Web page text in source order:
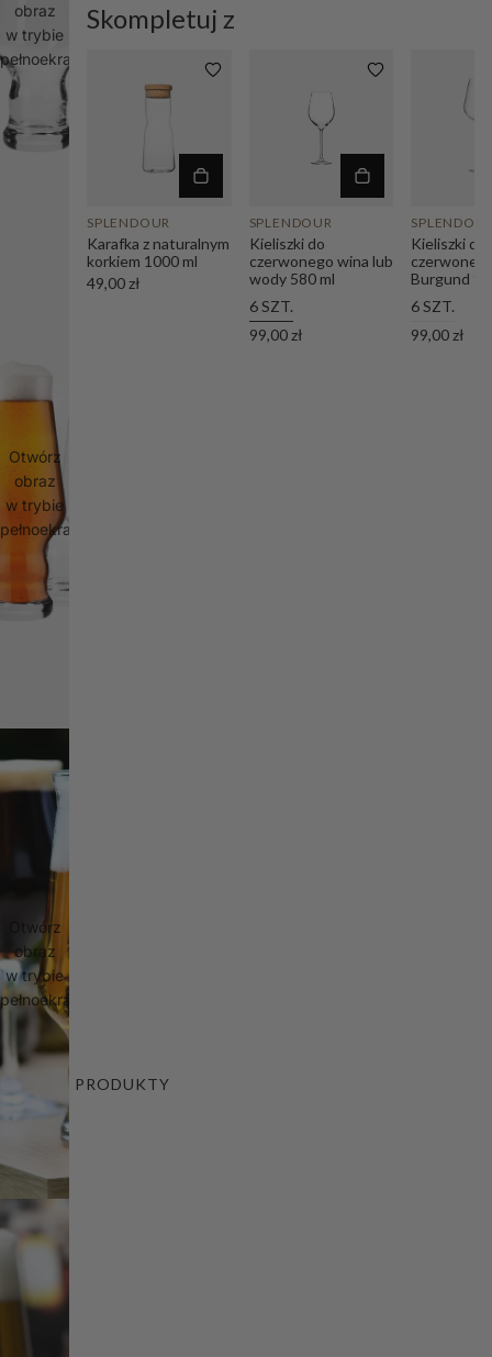
PRODUKTY
obraz
w trybie
pełnoekranowym
Otwórz
obraz
w trybie
pełnoekranowym
Otwórz
obraz
w trybie
pełnoekranowym
Skompletuj z
SPLENDOUR
Karafka z naturalnym
korkiem 1000 ml
49,00 zł
SPLENDOUR
Kieliszki do
czerwonego wina lub
wody 580 ml
6 SZT.
99,00 zł
Kieliszki do
Burgund
6 SZT.
99,00 zł